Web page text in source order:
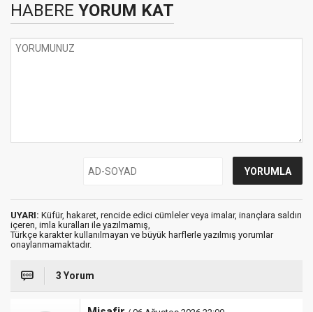
HABERE YORUM KAT
UYARI: Küfür, hakaret, rencide edici cümleler veya imalar, inançlara saldırı
içeren, imla kuralları ile yazılmamış,
Türkçe karakter kullanılmayan ve büyük harflerle yazılmış yorumlar
onaylanmamaktadır.
3 Yorum